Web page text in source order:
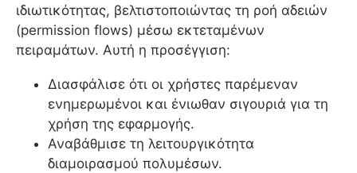
ιδιωτικότητας, βελτιστοποιώντας τη ροή αδειών
(permission flows) μέσω εκτεταμένων
πειραμάτων. Αυτή η προσέγγιση:
Διασφάλισε ότι οι χρήστες παρέμεναν
ενημερωμένοι και ένιωθαν σιγουριά για τη
χρήση της εφαρμογής.
Αναβάθμισε τη λειτουργικότητα
διαμοιρασμού πολυμέσων.